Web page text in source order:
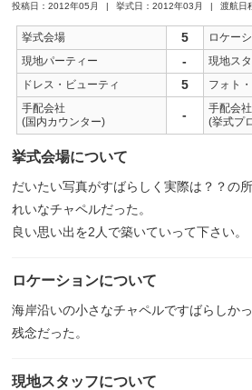
投稿日：2012年05月
挙式日：2012年03月 渡航日
挙式会場 5 ロケー
現地パーティー - 現地ス
ドレス・ビューティ 5 フォト
手配会社
(国内カウンター)
-
手配会社
(挙式プ
挙式会場について
だいたい写真がすばらしく実際は？？の
れいなチャペルだった。
良い思い出を2人で築いていって下さい。
ロケーションについて
海岸沿いの小さなチャペルですばらしか
残念だった。
現地スタッフについて